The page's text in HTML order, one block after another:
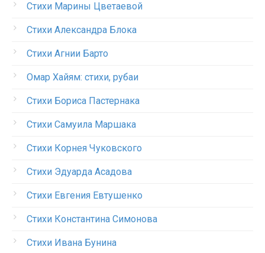
Стихи Марины Цветаевой
Стихи Александра Блока
Стихи Агнии Барто
Омар Хайям: стихи, рубаи
Стихи Бориса Пастернака
Стихи Самуила Маршака
Стихи Корнея Чуковского
Стихи Эдуарда Асадова
Стихи Евгения Евтушенко
Стихи Константина Симонова
Стихи Ивана Бунина